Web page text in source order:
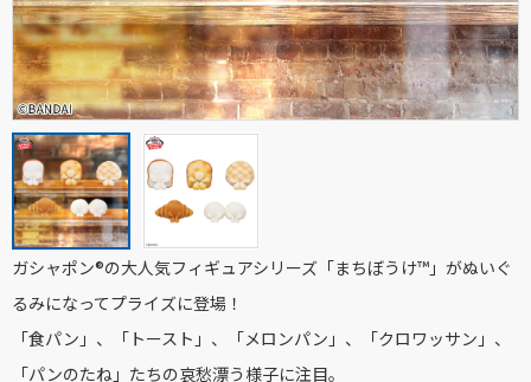
ガシャポン®の大人気フィギュアシリーズ「まちぼうけ™」がぬいぐ
るみになってプライズに登場！
「食パン」、「トースト」、「メロンパン」、「クロワッサン」、
「パンのたね」たちの哀愁漂う様子に注目。